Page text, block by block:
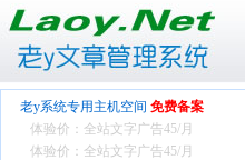
老y系统专用主机空间 免费备案
体验价：全站文字广告45/月
体验价：全站文字广告45/月